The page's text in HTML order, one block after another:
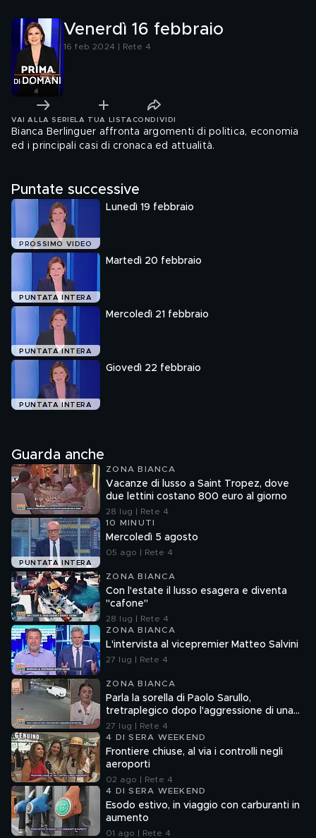
Venerdì 16 febbraio
16 feb 2024 | Rete 4
VAI ALLA SERIE LA TUA LISTA CONDIVIDI
Bianca Berlinguer affronta argomenti di politica, economia
ed i principali casi di cronaca ed attualità.
Puntate successive
PROSSIMO VIDEO
Lunedì 19 febbraio
PUNTATA INTERA
Martedì 20 febbraio
PUNTATA INTERA
Mercoledì 21 febbraio
PUNTATA INTERA
Giovedì 22 febbraio
Guarda anche
ZONA BIANCA
Vacanze di lusso a Saint Tropez, dove
due lettini costano 800 euro al giorno
28 lug | Rete 4
PUNTATA INTERA
10 MINUTI
Mercoledì 5 agosto
05 ago | Rete 4
ZONA BIANCA
Con l'estate il lusso esagera e diventa
"cafone"
28 lug | Rete 4
ZONA BIANCA
L'intervista al vicepremier Matteo Salvini
27 lug | Rete 4
ZONA BIANCA
Parla la sorella di Paolo Sarullo,
tretraplegico dopo l'aggressione di una
baby gang
27 lug | Rete 4
4 DI SERA WEEKEND
Frontiere chiuse, al via i controlli negli
aeroporti
02 ago | Rete 4
4 DI SERA WEEKEND
Esodo estivo, in viaggio con carburanti in
aumento
01 ago | Rete 4